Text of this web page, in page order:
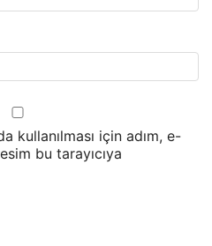
kullanılması için adım, e-
bu tarayıcıya